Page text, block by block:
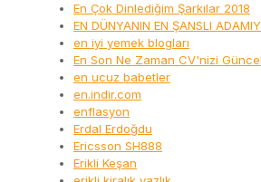
En Çok Dinlediğim Şarkılar 2018
EN DÜNYANIN EN ŞANSLI
en iyi yemek blogları
En Son Ne Zaman CV'nizi
en ucuz babetler
en.indir.com
enflasyon
Erdal Erdoğdu
Ericsson SH888
Erikli Keşan